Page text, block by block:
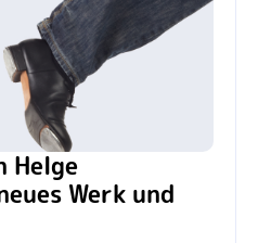
Helge
Werk und